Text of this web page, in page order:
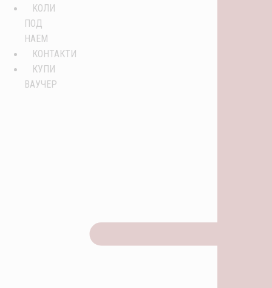
KОЛИ
ПОД
НАЕМ
КОНТАКТИ
КУПИ
ВАУЧЕР